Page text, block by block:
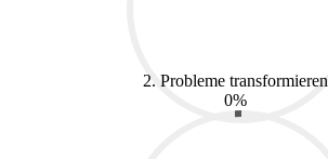
2. Probleme transformieren
0%